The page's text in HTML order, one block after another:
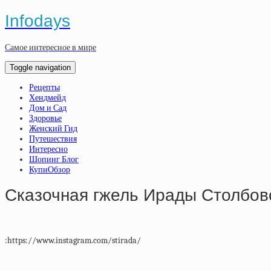
Infodays
Самое интересное в мире
Toggle navigation
Рецепты
Хендмейд
Дом и Сад
Здоровье
Женский Гид
Путешествия
Интересно
Шопинг Блог
КупиОбзор
Сказочная гжель Ирады
:https://www.instagram.com/stirada/